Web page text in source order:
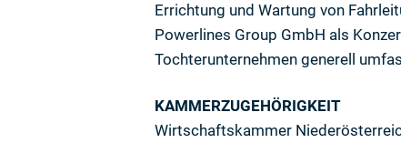
Errichtung und Wartung von
Powerlines Group GmbH als
Tochterunternehmen generell
KAMMERZUGEHÖRIGKEIT
Wirtschaftskammer